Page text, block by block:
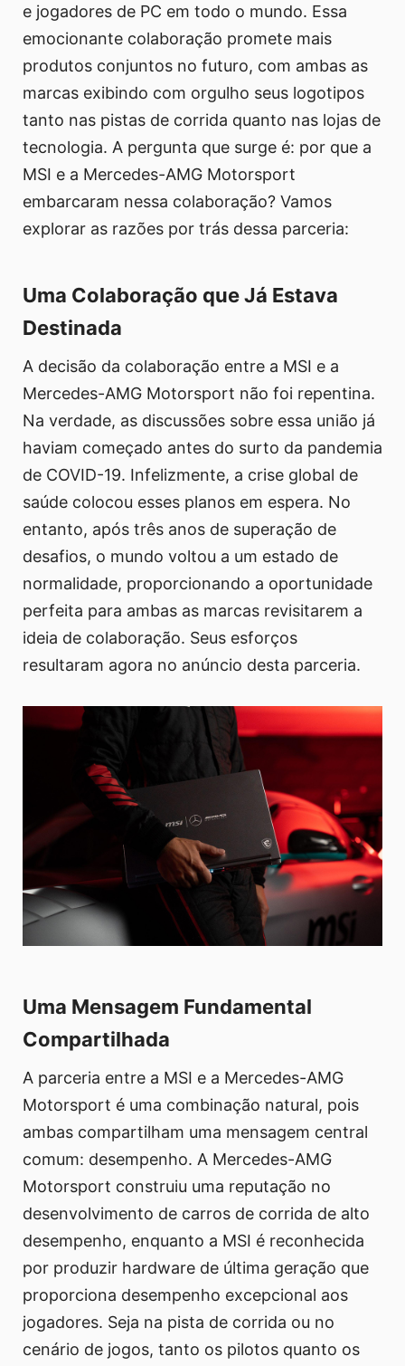
e jogadores de PC em todo o mundo. Essa
emocionante colaboração promete mais
produtos conjuntos no futuro, com ambas as
marcas exibindo com orgulho seus logotipos
tanto nas pistas de corrida quanto nas lojas de
tecnologia. A pergunta que surge é: por que a
MSI e a Mercedes-AMG Motorsport
embarcaram nessa colaboração? Vamos
explorar as razões por trás dessa parceria:
Uma Colaboração que Já Estava
Destinada
A decisão da colaboração entre a MSI e a
Mercedes-AMG Motorsport não foi repentina.
Na verdade, as discussões sobre essa união já
haviam começado antes do surto da pandemia
de COVID-19. Infelizmente, a crise global de
saúde colocou esses planos em espera. No
entanto, após três anos de superação de
desafios, o mundo voltou a um estado de
normalidade, proporcionando a oportunidade
perfeita para ambas as marcas revisitarem a
ideia de colaboração. Seus esforços
resultaram agora no anúncio desta parceria.
Uma Mensagem Fundamental
Compartilhada
A parceria entre a MSI e a Mercedes-AMG
Motorsport é uma combinação natural, pois
ambas compartilham uma mensagem central
comum: desempenho. A Mercedes-AMG
Motorsport construiu uma reputação no
desenvolvimento de carros de corrida de alto
desempenho, enquanto a MSI é reconhecida
por produzir hardware de última geração que
proporciona desempenho excepcional aos
jogadores. Seja na pista de corrida ou no
cenário de jogos, tanto os pilotos quanto os